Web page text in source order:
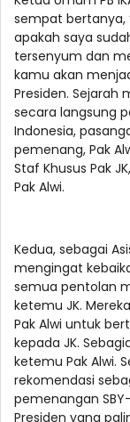
sempat bertanya,
apakah saya
tersenyum dan
kamu akan
Presiden. Sejarah
secara langsung
Indonesia,
pemenang, Pak
Staf Khusus Pak
Pak Alwi.
Kedua, sebagai
mengingat
semua pentolan
ketemu JK.
Pak Alwi untuk
kepada JK.
ketemu Pak Alwi.
rekomendasi
pemenangan
Presiden yang